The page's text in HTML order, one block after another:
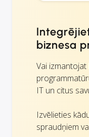
biznesa
Vai izmantojat
IT un citus
Izvēlieties
spraudņiem